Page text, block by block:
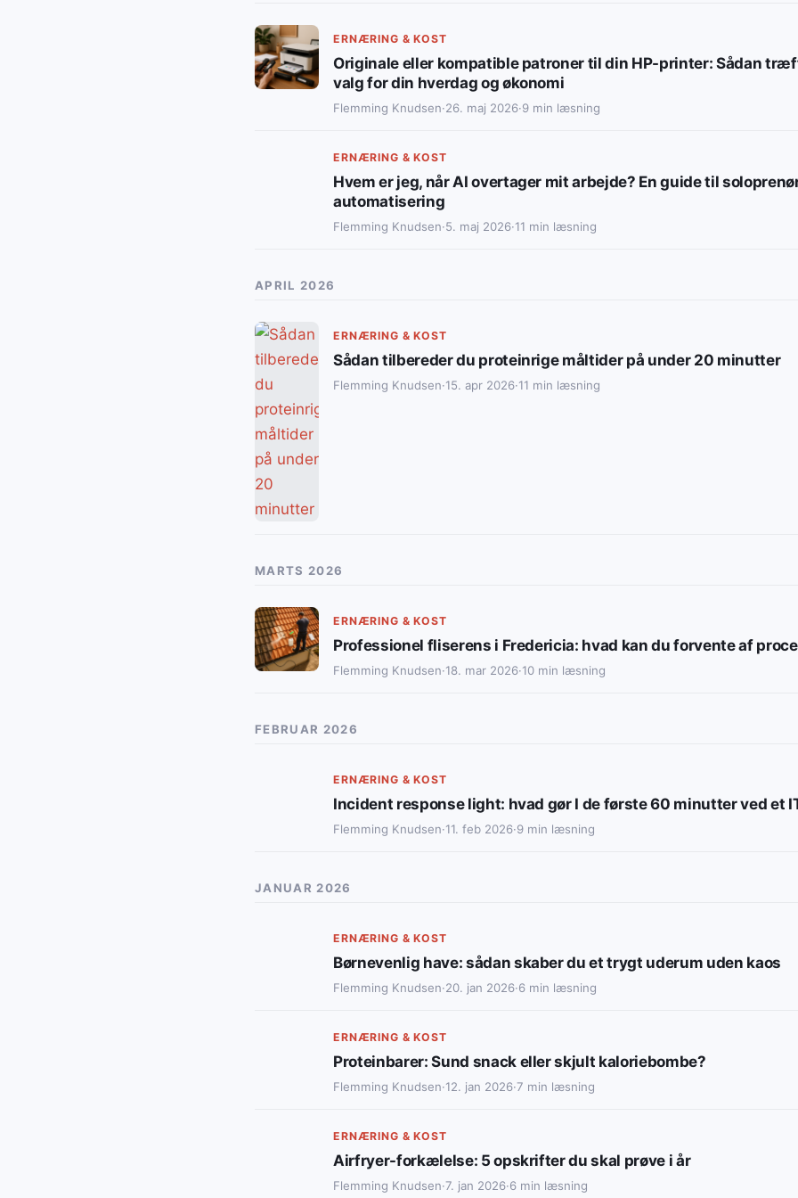
ERNÆRING & KOST
Originale eller kompatible patroner til din HP-printer: Sådan
valg for din hverdag og økonomi
Flemming Knudsen·26. maj 2026·9 min læsning
ERNÆRING & KOST
Hvem er jeg, når AI overtager mit arbejde? En guide til
automatisering
Flemming Knudsen·5. maj 2026·11 min læsning
APRIL 2026
ERNÆRING & KOST
Sådan tilbereder du proteinrige måltider på under 20 minutter
Flemming Knudsen·15. apr 2026·11 min læsning
MARTS 2026
ERNÆRING & KOST
Professionel fliserens i Fredericia: hvad kan du forvente af
Flemming Knudsen·18. mar 2026·10 min læsning
FEBRUAR 2026
ERNÆRING & KOST
Incident response light: hvad gør I de første 60 minutter ved et
Flemming Knudsen·11. feb 2026·9 min læsning
JANUAR 2026
ERNÆRING & KOST
Børnevenlig have: sådan skaber du et trygt uderum uden kaos
Flemming Knudsen·20. jan 2026·6 min læsning
ERNÆRING & KOST
Proteinbarer: Sund snack eller skjult kaloriebombe?
Flemming Knudsen·12. jan 2026·7 min læsning
ERNÆRING & KOST
Airfryer-forkælelse: 5 opskrifter du skal prøve i år
Flemming Knudsen·7. jan 2026·6 min læsning